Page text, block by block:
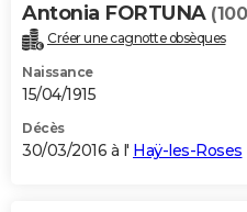
Antonia FORTUNA
Créer une cagnotte obsèques
Naissance
15/04/1915
Décès
30/03/2016 à l' Haÿ-les-Roses